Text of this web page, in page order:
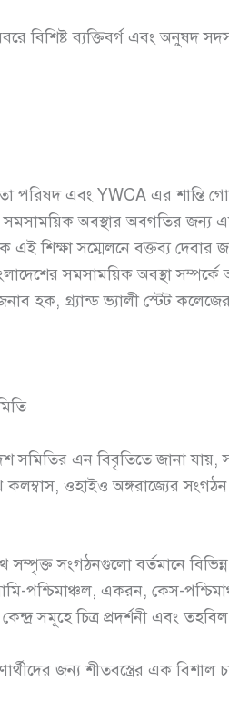
ব্যক্তিবর্গ এবং অনুষদ
পরিষদ এবং YWCA এর শান্তি
অবস্থার অবগতির জন্য
শিক্ষা সম্মেলনে বক্তব্য দেবার
সমসাময়িক অবস্থা
হক, গ্র্যান্ড ভ্যালী স্টেট কলেজের
সমিতির এন বিবৃতিতে জানা যায়,
ওহাইও অঙ্গরাজ্যের
সংগঠনগুলো বর্তমানে বিভিন্ন
পশ্চিমাঞ্চল, একরন, কেস-
সমূহে চিত্র প্রদর্শনী এবং
জন্য শীতবস্ত্রের এক বিশাল